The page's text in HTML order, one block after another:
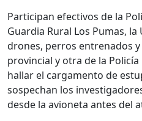
Participan efectivos de la
Guardia Rural Los Pumas, la
drones, perros entrenados
provincial y otra de la Policía
hallar el cargamento de
sospechan los
desde la avioneta antes del